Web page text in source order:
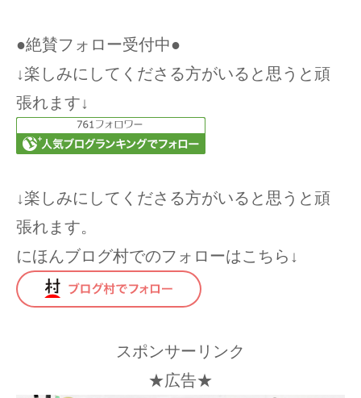
●絶賛フォロー受付中●
↓楽しみにしてくださる方がいると思うと頑
張れます↓
↓楽しみにしてくださる方がいると思うと頑
張れます。
にほんブログ村でのフォローはこちら↓
スポンサーリンク
★広告★